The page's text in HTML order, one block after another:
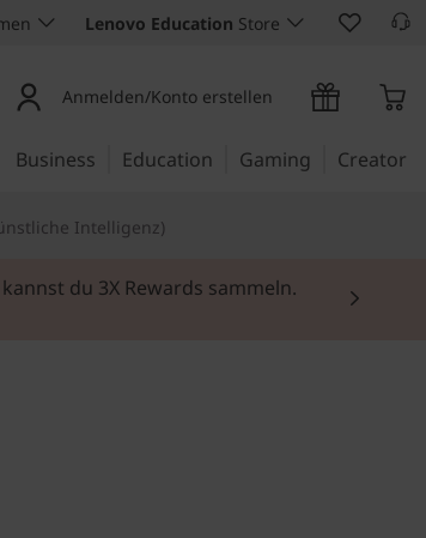
Lenovo Education Store
Anmelden/Konto erstellen
Business Education Gaming Creator
Intelligenz)
du 3X Rewards sammeln.